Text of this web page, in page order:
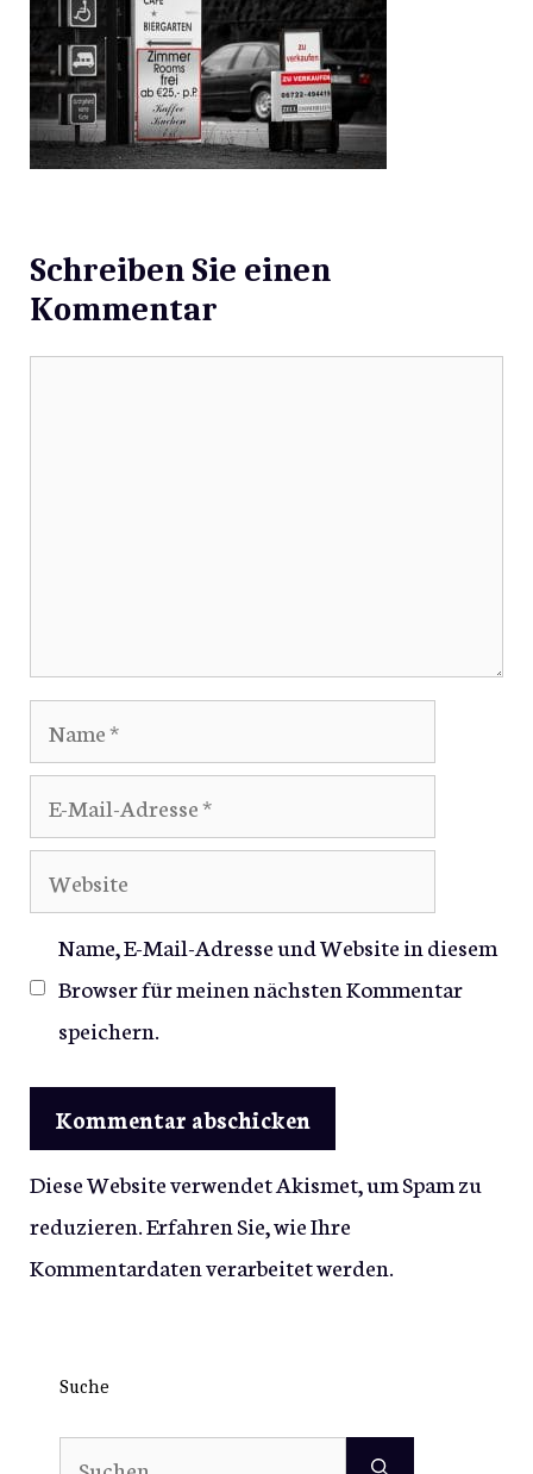
Schreiben Sie einen
Kommentar
Name
Mail-
Adresse
Website
Name, E-Mail-Adresse und Website in diesem
Browser für meinen nächsten Kommentar
speichern.
Diese Website verwendet Akismet, um Spam zu
reduzieren.Erfahren Sie, wie Ihre
Kommentardaten verarbeitet werden.
Suche
Suchen